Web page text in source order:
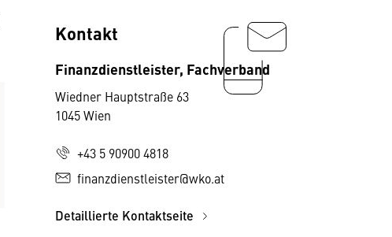
Kontakt
Finanzdienstleister, Fachverband
Wiedner Hauptstraße 63
1045 Wien
+43 5 90900 4818
finanzdienstleister@wko.at
Detaillierte Kontaktseite